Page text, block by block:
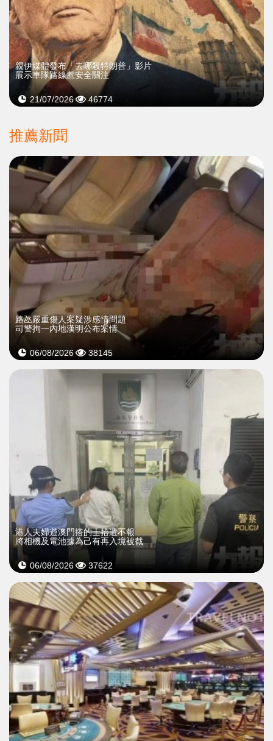
親伊媒體發布「去哪殺特朗普」影片
展示車隊路線惹安全關注
21/07/2026 46774
推薦新聞
​路氹嚴重傷人案疑涉感情問題
司警拘一內地漢明公布案情
06/08/2026 38145
​港人夫婦遊澳門搭的士拾遺不報
將相機及電池據為己有再入境被截
06/08/2026 37622